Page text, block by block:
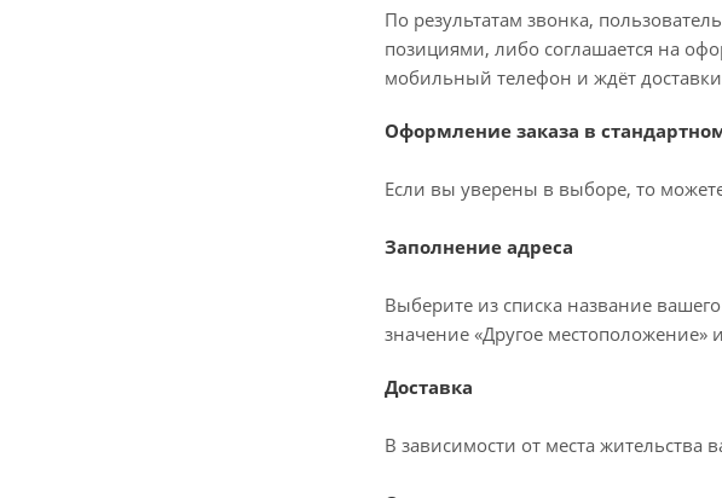
По результатам звонка,
позициями, либо соглашается на
мобильный телефон и ждёт
Оформление заказа в
Если вы уверены в выборе, то
Заполнение адреса
Выберите из списка название
значение «Другое местоположение»
Доставка
В зависимости от места